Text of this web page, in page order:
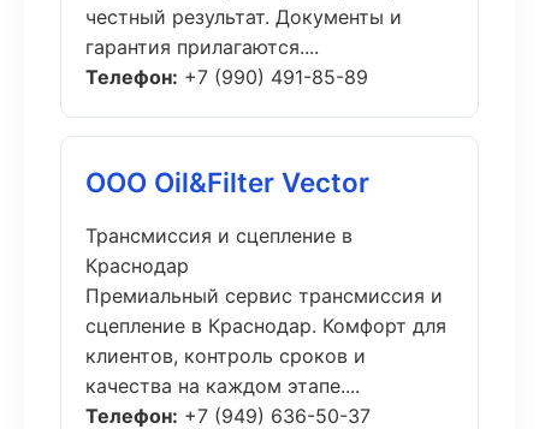
честный результат. Документы и
гарантия прилагаются....
Телефон: +7 (990) 491-85-89
ООО Oil&Filter Vector
Трансмиссия и сцепление в
Краснодар
Премиальный сервис трансмиссия и
сцепление в Краснодар. Комфорт для
клиентов, контроль сроков и
качества на каждом этапе....
Телефон: +7 (949) 636-50-37